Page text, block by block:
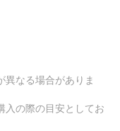
なる場合がありま
入の際の目安としてお